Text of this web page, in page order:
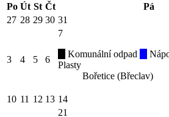
Po Út St Čt Pá
27 28 29 30 31
3 4 5 6
7
Komunální odpad
Plasty
Bořetice (Břeclav)
10 11 12 13 14
21